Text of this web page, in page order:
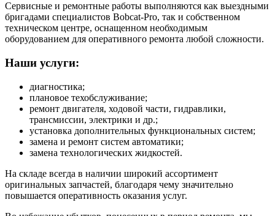
Сервисные и ремонтные работы выполняются как выездными
бригадами специалистов Bobcat-Pro, так и собственном
техническом центре, оснащенном необходимым
оборудованием для оперативного ремонта любой сложности.
Наши услуги:
диагностика;
плановое техобслуживание;
ремонт двигателя, ходовой части, гидравлики,
трансмиссии, электрики и др.;
установка дополнительных функциональных систем;
замена и ремонт систем автоматики;
замена технологических жидкостей.
На складе всегда в наличии широкий ассортимент
оригинальных запчастей, благодаря чему значительно
повышается оперативность оказания услуг.